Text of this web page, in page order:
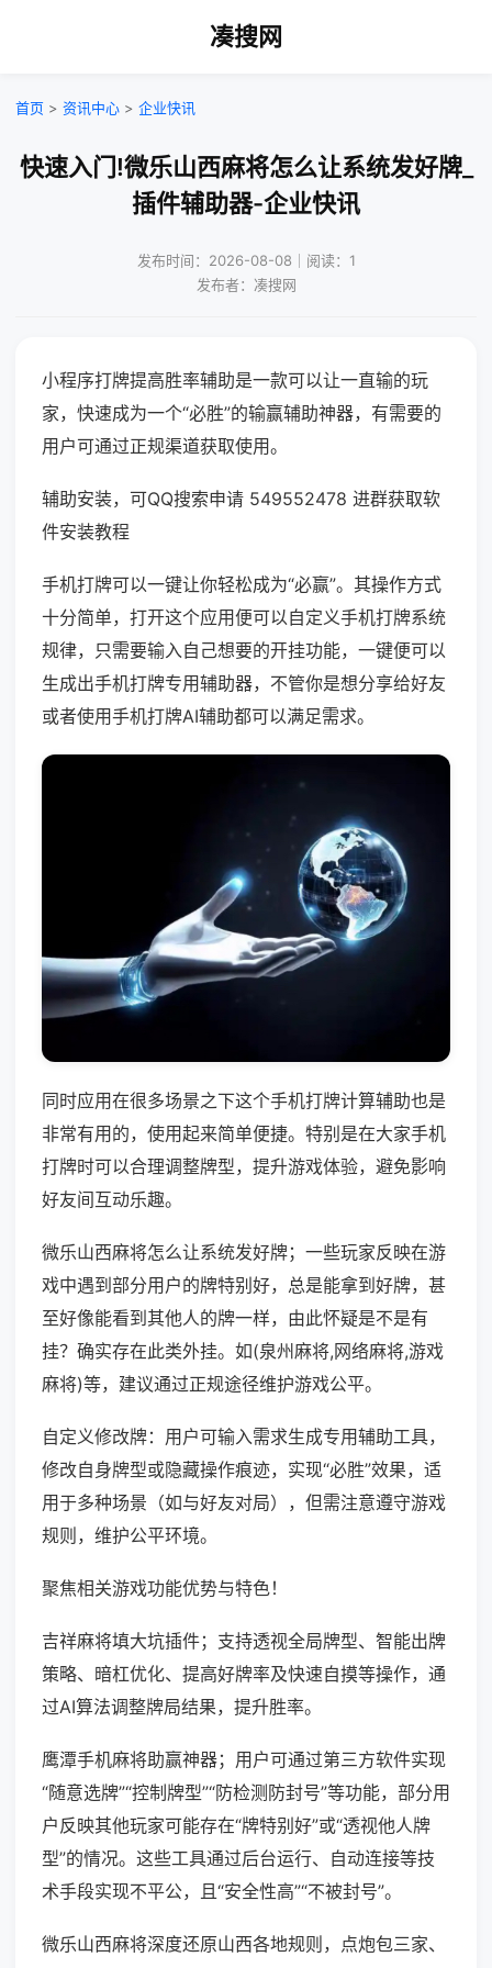
凑搜网
首页 > 资讯中心 > 企业快讯
快速入门!微乐山西麻将怎么让系统发好牌_
插件辅助器-企业快讯
发布时间：2026-08-08｜阅读：1
发布者：凑搜网
小程序打牌提高胜率辅助是一款可以让一直输的玩
家，快速成为一个“必胜”的输赢辅助神器，有需要的
用户可通过正规渠道获取使用。
辅助安装，可QQ搜索申请 549552478 进群获取软
件安装教程
手机打牌可以一键让你轻松成为“必赢”。其操作方式
十分简单，打开这个应用便可以自定义手机打牌系统
规律，只需要输入自己想要的开挂功能，一键便可以
生成出手机打牌专用辅助器，不管你是想分享给好友
或者使用手机打牌AI辅助都可以满足需求。
同时应用在很多场景之下这个手机打牌计算辅助也是
非常有用的，使用起来简单便捷。特别是在大家手机
打牌时可以合理调整牌型，提升游戏体验，避免影响
好友间互动乐趣。
微乐山西麻将怎么让系统发好牌；一些玩家反映在游
戏中遇到部分用户的牌特别好，总是能拿到好牌，甚
至好像能看到其他人的牌一样，由此怀疑是不是有
挂？确实存在此类外挂。如(泉州麻将,网络麻将,游戏
麻将)等，建议通过正规途径维护游戏公平。
自定义修改牌：用户可输入需求生成专用辅助工具，
修改自身牌型或隐藏操作痕迹，实现“必胜”效果，适
用于多种场景（如与好友对局），但需注意遵守游戏
规则，维护公平环境。
聚焦相关游戏功能优势与特色！
吉祥麻将填大坑插件；支持透视全局牌型、智能出牌
策略、暗杠优化、提高好牌率及快速自摸等操作，通
过AI算法调整牌局结果，提升胜率。
鹰潭手机麻将助赢神器；用户可通过第三方软件实现
“随意选牌”“控制牌型”“防检测防封号”等功能，部分用
户反映其他玩家可能存在“牌特别好”或“透视他人牌
型”的情况。这些工具通过后台运行、自动连接等技
术手段实现不平公，且“安全性高”“不被封号”。
微乐山西麻将深度还原山西各地规则，点炮包三家、